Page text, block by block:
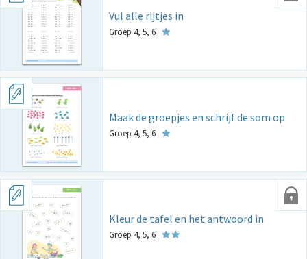
Vul alle rijtjes in
Groep 4, 5, 6
Maak de groepjes en schrijf de som op
Groep 4, 5, 6
Kleur de tafel en het antwoord in
Groep 4, 5, 6